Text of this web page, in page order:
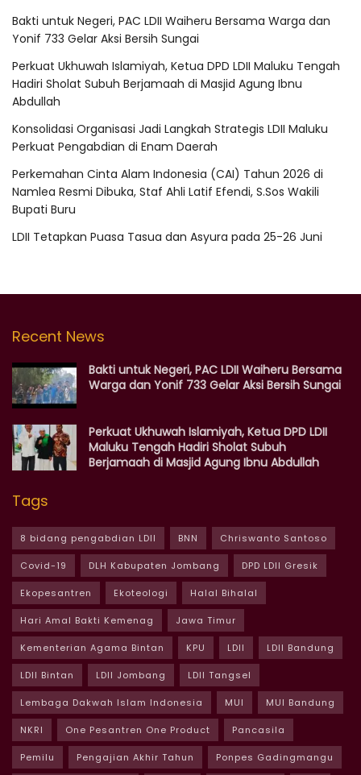
Bakti untuk Negeri, PAC LDII Waiheru Bersama Warga dan
Yonif 733 Gelar Aksi Bersih Sungai
Perkuat Ukhuwah Islamiyah, Ketua DPD LDII Maluku Tengah
Hadiri Sholat Subuh Berjamaah di Masjid Agung Ibnu
Abdullah
Konsolidasi Organisasi Jadi Langkah Strategis LDII Maluku
Perkuat Pengabdian di Enam Daerah
Perkemahan Cinta Alam Indonesia (CAI) Tahun 2026 di
Namlea Resmi Dibuka, Staf Ahli Latif Efendi, S.Sos Wakili
Bupati Buru
LDII Tetapkan Puasa Tasua dan Asyura pada 25-26 Juni
Recent News
Bakti untuk Negeri, PAC LDII Waiheru Bersama
Warga dan Yonif 733 Gelar Aksi Bersih Sungai
Perkuat Ukhuwah Islamiyah, Ketua DPD LDII
Maluku Tengah Hadiri Sholat Subuh
Berjamaah di Masjid Agung Ibnu Abdullah
Tags
8 bidang pengabdian LDII BNN Chriswanto Santoso
Covid-19 DLH Kabupaten Jombang DPD LDII Gresik
Ekopesantren Ekoteologi Halal Bihalal
Hari Amal Bakti Kemenag Jawa Timur
Kementerian Agama Bintan KPU LDII LDII Bandung
LDII Bintan LDII Jombang LDII Tangsel
Lembaga Dakwah Islam Indonesia MUI MUI Bandung
NKRI One Pesantren One Product Pancasila
Pemilu Pengajian Akhir Tahun Ponpes Gadingmangu